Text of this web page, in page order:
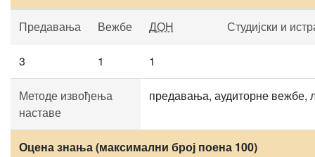
Предавања Вежбе ДОН Студијски и
3 1 1
Методе извођења
наставе
предавања, аудиторне вежбе,
Оцена знања (максимални број поена 100)